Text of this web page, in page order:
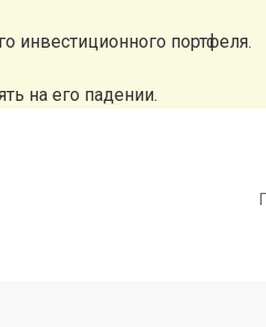
инвестиционного портфеля.
на его падении.